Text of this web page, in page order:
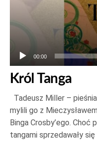
00:00
Król Tanga
Tadeusz Miller –
mylili go z
Binga Crosby’ego.
tangami sprzedawały